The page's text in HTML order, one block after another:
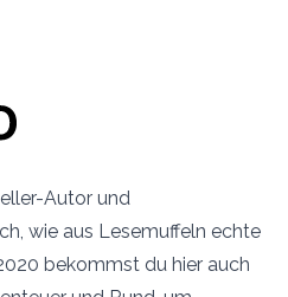
Autor und
wie aus Lesemuffeln echte
bekommst du hier auch